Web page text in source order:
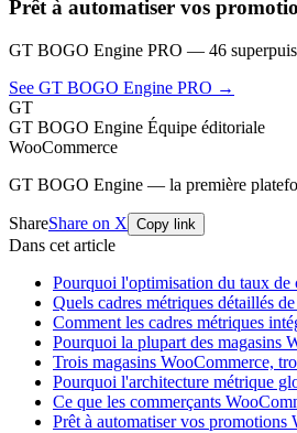
Prêt à automatiser vos
GT BOGO Engine PRO — 46
See GT BOGO Engine PRO →
GT
GT BOGO Engine Équipe éditoriale
WooCommerce
GT BOGO Engine — la première
ShareShare on X Copy link
Dans cet article
Pourquoi l'optimisation du taux de
Quels cadres métriques détaillés
Comment les cadres métriques
Pourquoi la plupart des magasins
Trois magasins WooCommerce,
Pourquoi l'architecture métrique
Ce que les commerçants
Prêt à automatiser vos promotions